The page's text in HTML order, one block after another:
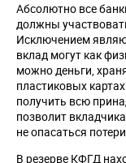
Абсолютно все
должны
Исключением
вклад могут как
можно деньги,
пластиковых
получить всю
позволит
не опасаться
В резерве КФГД